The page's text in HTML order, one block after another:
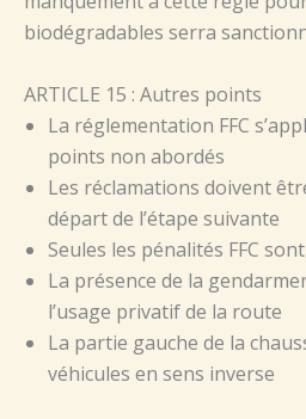
biodégradables serra
ARTICLE 15 : Autres points
La réglementation FFC
points non abordés
Les réclamations doivent
départ de l’étape suivante
Seules les pénalités FFC
La présence de la
l’usage privatif de la route
La partie gauche de la
véhicules en sens inverse